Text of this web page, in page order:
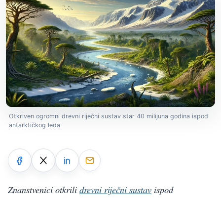
Otkriven ogromni drevni riječni sustav star 40 milijuna godina ispod
antarktičkog leda
Znanstvenici otkrili drevni riječni sustav ispod